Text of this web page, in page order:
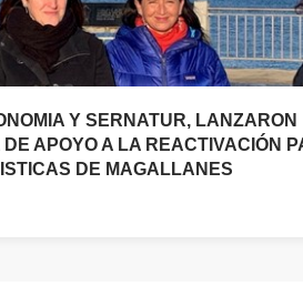
Y SERNATUR, LANZARON
DE APOYO A LA REACTIVACIÓN
DE MAGALLANES